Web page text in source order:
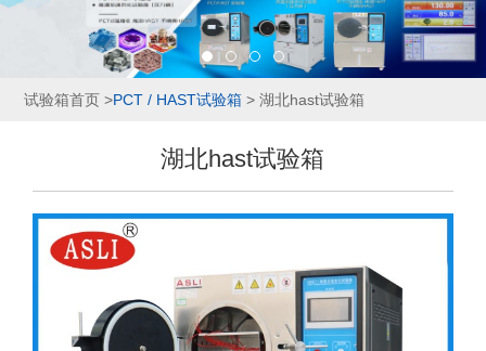
试验箱首页>PCT / HAST试验箱> 湖北hast试验箱
湖北hast试验箱